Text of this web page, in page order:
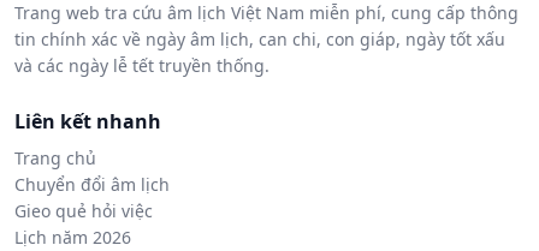
Trang web tra cứu âm lịch Việt Nam miễn phí, cung cấp thông
tin chính xác về ngày âm lịch, can chi, con giáp, ngày tốt xấu
và các ngày lễ tết truyền thống.
Liên kết nhanh
Trang chủ
Chuyển đổi âm lịch
Gieo quẻ hỏi việc
Lịch năm 2026